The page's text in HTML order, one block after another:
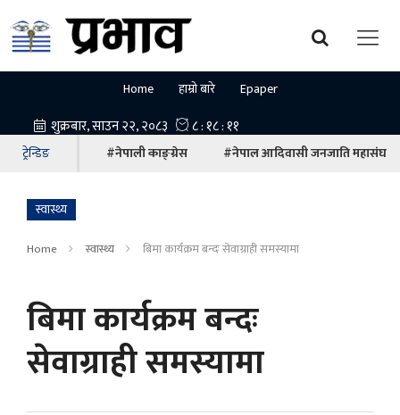
Home हाम्रो बारे Epaper
ट्रेन्डिङ #नेपाली काङ्ग्रेस #नेपाल आदिवासी जनजाति महासंघ
स्वास्थ्य
Home स्वास्थ्य बिमा कार्यक्रम बन्दः सेवाग्राही समस्यामा
बिमा कार्यक्रम बन्दः
सेवाग्राही समस्यामा